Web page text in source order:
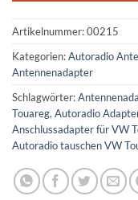
Artikelnummer:00215
Kategorien:Autoradio
Antennenadapter
Schlagwörter:
Touareg, Autoradio
Anschlussadapter für VW
Autoradio tauschen VW